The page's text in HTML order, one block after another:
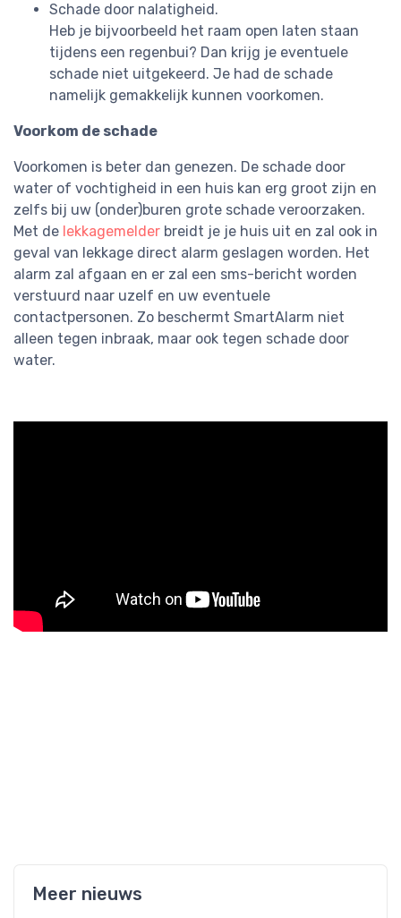
Schade door nalatigheid.
Heb je bijvoorbeeld het raam open laten staan
tijdens een regenbui? Dan krijg je eventuele
schade niet uitgekeerd. Je had de schade
namelijk gemakkelijk kunnen voorkomen.
Voorkom de schade
Voorkomen is beter dan genezen. De schade door
water of vochtigheid in een huis kan erg groot zijn en
zelfs bij uw (onder)buren grote schade veroorzaken.
Met de lekkagemelder breidt je je huis uit en zal ook in
geval van lekkage direct alarm geslagen worden. Het
alarm zal afgaan en er zal een sms-bericht worden
verstuurd naar uzelf en uw eventuele
contactpersonen. Zo beschermt SmartAlarm niet
alleen tegen inbraak, maar ook tegen schade door
water.
Meer nieuws